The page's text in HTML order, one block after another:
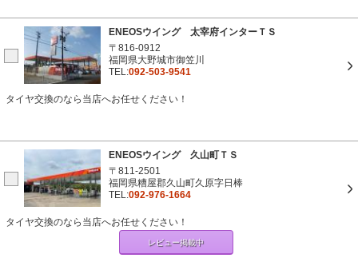
ENEOSウイング 太宰府インターＴＳ
〒816-0912
福岡県大野城市御笠川
TEL:092-503-9541
タイヤ交換のなら当店へお任せください！
ENEOSウイング 久山町ＴＳ
〒811-2501
福岡県糟屋郡久山町久原字日棒
TEL:092-976-1664
タイヤ交換のなら当店へお任せください！
レビュー掲載中